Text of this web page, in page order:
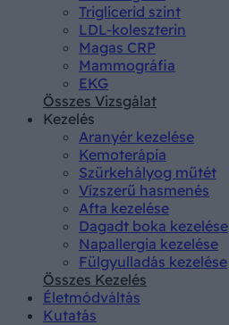
Triglicerid szint
LDL-koleszterin
Magas CRP
Mammográfia
EKG
Összes Vizsgálat
Kezelés
Aranyér kezelése
Kemoterápia
Szürkehályog műtét
Vízszerű hasmenés
Afta kezelése
Dagadt boka kezelése
Napallergia kezelése
Fülgyulladás kezelése
Összes Kezelés
Életmódváltás
Kutatás